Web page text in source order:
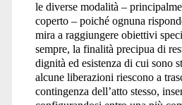
le diverse modalità –
coperto – poiché ognuna
mira a raggiungere obiettivi
sempre, la finalità precipua di
dignità ed esistenza di cui sono
alcune liberazioni riescono a
contingenza dell’atto stesso,